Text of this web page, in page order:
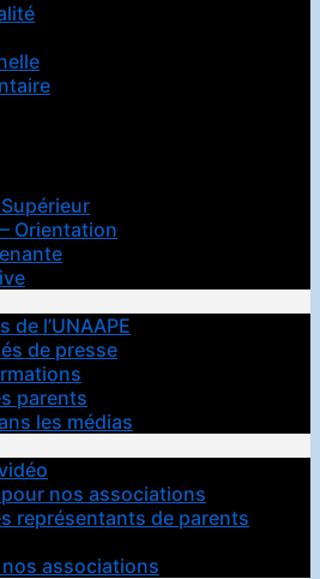
Orientation
de l’UNAAPE
de presse
parents
les médias
nos associations
représentants de parents
associations